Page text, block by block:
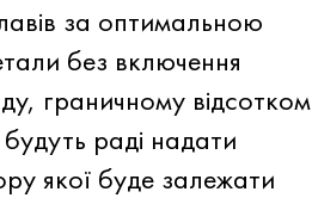
за оптимальною
без включення
граничному відсотком
раді надати
якої буде залежати